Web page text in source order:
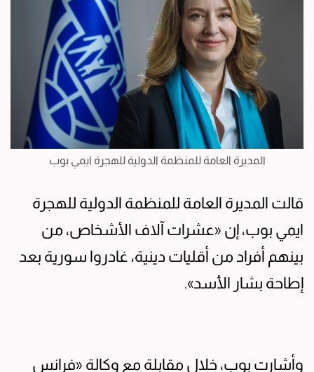
المديرة العامة للمنظمة الدولية للهجرة ايمي بوب
قالت المديرة العامة للمنظمة الدولية للهجرة
ايمي بوب، إن «عشرات آلاف الأشخاص، من
بينهم أفراد من أقليات دينية، غادروا سورية بعد
إطاحة بشار الأسد».
وأشارت بوب، خلال مقابلة مع وكالة «فرانس